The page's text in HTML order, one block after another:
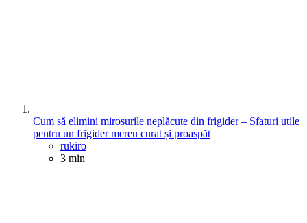
Cum să elimini mirosurile neplăcute din frigider – Sfaturi utile
pentru un frigider mereu curat și proaspăt
Posted
rukiro
3 min